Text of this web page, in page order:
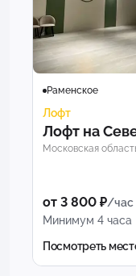
Раменское
Лофт
Лофт на
Московская
от 3 800 ₽/час
Минимум 4 часа
Посмотреть